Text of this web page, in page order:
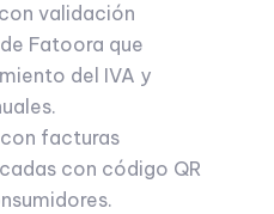
validación
Fatoora que
del IVA y
facturas
con código QR